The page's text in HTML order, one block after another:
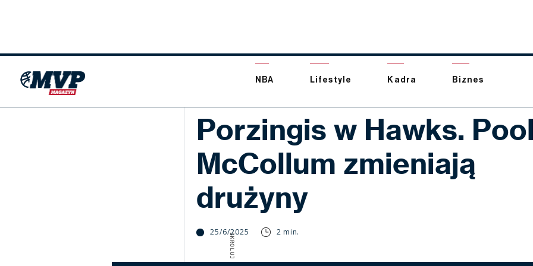
NBA Lifestyle Kadra Biznes
Porzingis w Hawks.
McCollum zmieniają
drużyny
25/6/2025 2 min.